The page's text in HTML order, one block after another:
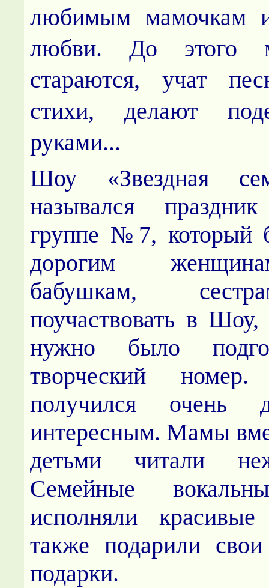
любимым мамочкам
любви. До этого
стараются, учат
стихи, делают
руками...
Шоу «Звездная
назывался
группе №7, который
дорогим
бабушкам,
поучаствовать в
нужно было
творческий
получился очень
интересным. Мамы
детьми читали
Семейные
исполняли
также подарили
подарки.